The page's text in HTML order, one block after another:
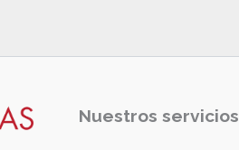
Nuestros servicios